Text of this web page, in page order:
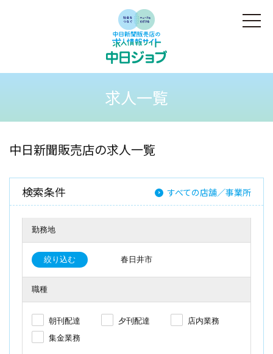
求人一覧
中日新聞販売店の求人一覧
検索条件 すべての店舗／事業所
勤務地
絞り込む 春日井市
職種
朝刊配達 夕刊配達
店内業務
集金業務